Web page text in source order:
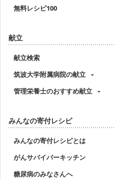
無料レシピ100
献立
献立検索
筑波大学附属病院の献立
管理栄養士のおすすめ献立
みんなの寄付レシピ
みんなの寄付レシピとは
がんサバイバーキッチン
糖尿病のみなさんへ